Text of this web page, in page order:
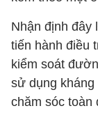
Nhận định đây
tiến hành điều
kiểm soát
sử dụng
chăm sóc toàn